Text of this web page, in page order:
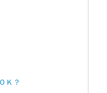
Ｋ？